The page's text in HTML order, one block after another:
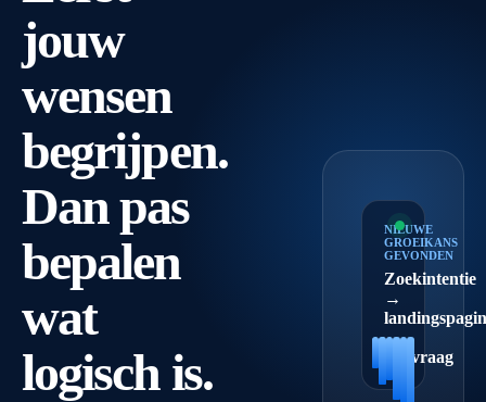
jouw
wensen
begrijpen.
Dan pas
bepalen
wat
logisch is.
NIEUWE
GROEIKANS
GEVONDEN
Zoekintentie
→
→
aanvraag